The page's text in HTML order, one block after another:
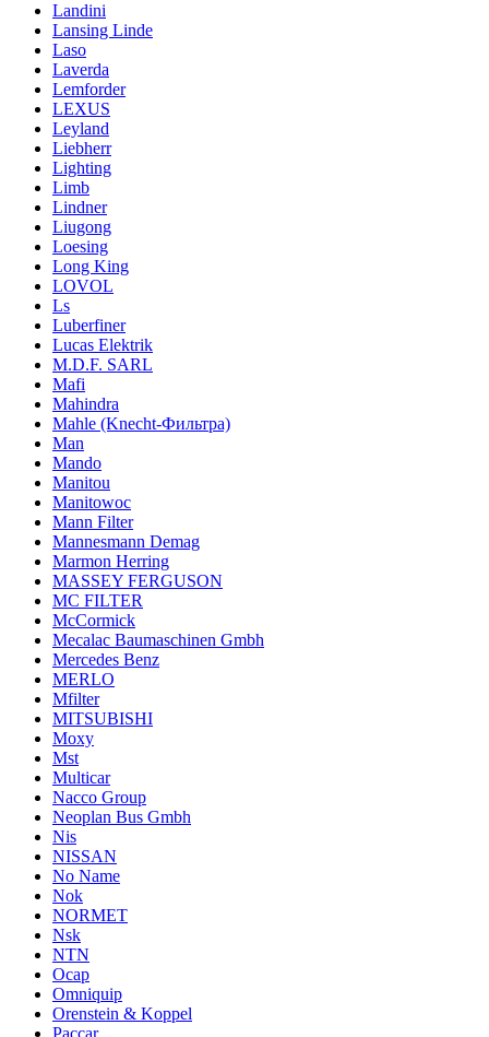
Landini
Lansing Linde
Laso
Laverda
Lemforder
LEXUS
Leyland
Liebherr
Lighting
Limb
Lindner
Liugong
Loesing
Long King
LOVOL
Ls
Luberfiner
Lucas Elektrik
M.D.F. SARL
Mafi
Mahindra
Mahle (Knecht-Фильтра)
Man
Mando
Manitou
Manitowoc
Mann Filter
Mannesmann Demag
Marmon Herring
MASSEY FERGUSON
MC FILTER
McCormick
Mecalac Baumaschinen Gmbh
Mercedes Benz
MERLO
Mfilter
MITSUBISHI
Moxy
Mst
Multicar
Nacco Group
Neoplan Bus Gmbh
Nis
NISSAN
No Name
Nok
NORMET
Nsk
NTN
Ocap
Omniquip
Orenstein & Koppel
Paccar